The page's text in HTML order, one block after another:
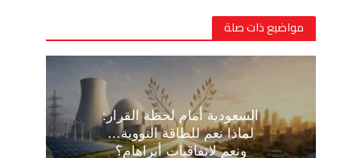
مواضيع ذات صلة
السعودية أمام لحظة القرار:
لماذا نعم للطاقة النووية…
ونعم لاتفاقيات أبراهام؟